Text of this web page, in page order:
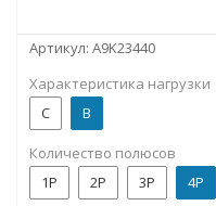
Артикул: A9K23440
Характеристика нагрузки
C
B
Количество полюсов
1P
2P 3P 4P